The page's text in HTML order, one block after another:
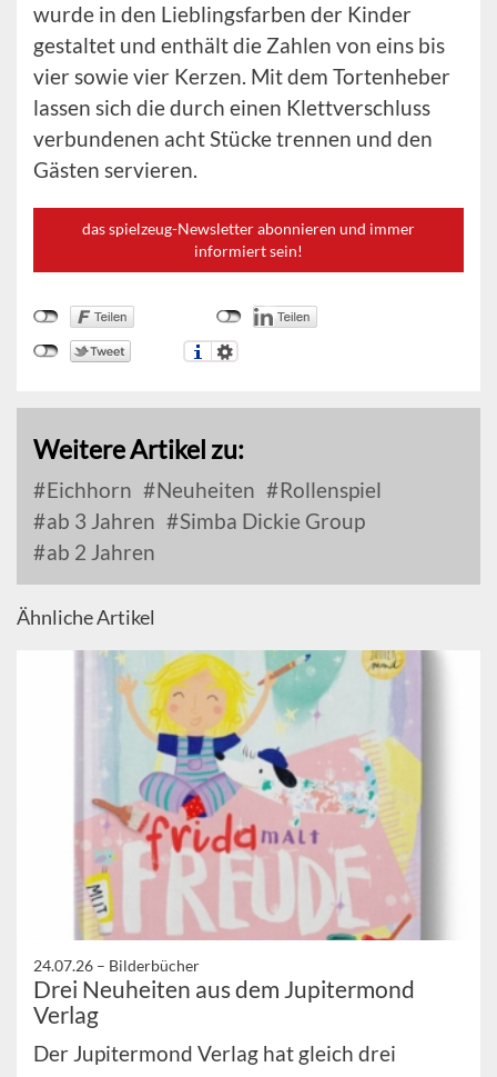
wurde in den Lieblingsfarben der Kinder
gestaltet und enthält die Zahlen von eins bis
vier sowie vier Kerzen. Mit dem Tortenheber
lassen sich die durch einen Klettverschluss
verbundenen acht Stücke trennen und den
Gästen servieren.
das spielzeug-Newsletter abonnieren und immer
informiert sein!
Weitere Artikel zu:
Eichhorn Neuheiten
Rollenspiel
ab 3 Jahren
Simba Dickie Group
ab 2 Jahren
Ähnliche Artikel
24.07.26 – Bilderbücher
Drei Neuheiten aus dem Jupitermond
Verlag
Der Jupitermond Verlag hat gleich drei